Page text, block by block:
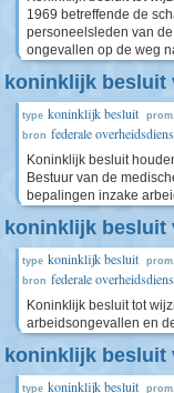
1969 betreffende de
personeelsleden van
ongevallen op de weg
koninklijk besluit
type koninklijk besluit prom.
bron federale
Koninklijk besluit
Bestuur van de
bepalingen inzake
koninklijk besluit
type koninklijk besluit prom.
bron federale
Koninklijk besluit tot
arbeidsongevallen en
koninklijk besluit
type koninklijk besluit prom.